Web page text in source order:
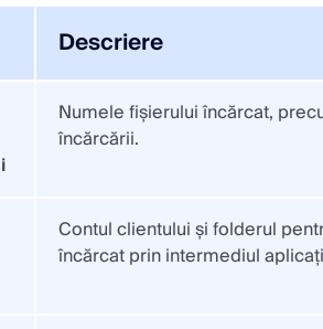
Descriere
Numele fișierului încărcat,
încărcării.
Contul clientului și folderul
încărcat prin intermediul